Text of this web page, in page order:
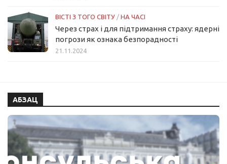
ВІСТІ З ТОГО СВІТУ / НА ЧАСІ
Через страх і для підтримання страху: ядерні
погрози як ознака безпорадності
21.11.2024
АБЗАЦ